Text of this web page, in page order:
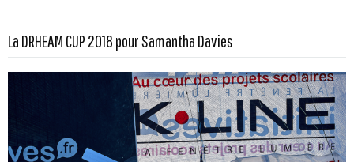
La DRHEAM CUP 2018 pour Samantha Davies